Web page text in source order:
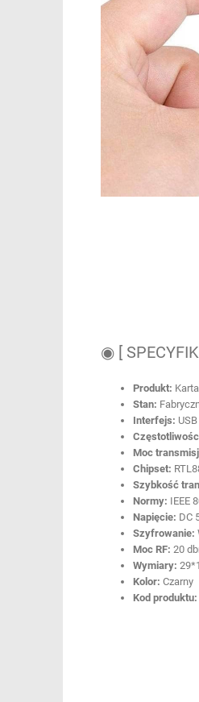
◉ [
Produkt:
Stan:
Interfejs:
Moc
Chipset:
Szybkość
Normy: IEEE
Napięcie: DC
Szyfrowanie:
Moc RF: 20
Wymiary:
Kolor: Czarny
Kod produktu: